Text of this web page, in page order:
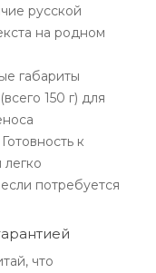
русской
на родном
габариты
150 г) для
Готовность к
потребуется
что